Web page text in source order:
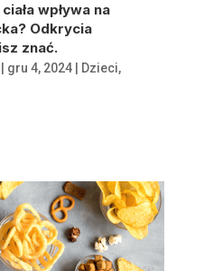
wpływa na
Odkrycia
znać.
gru 4, 2024| Dzieci,